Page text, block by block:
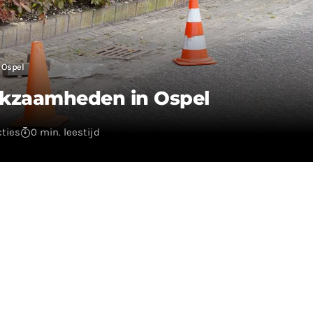
in Ospel
0 min. leestijd